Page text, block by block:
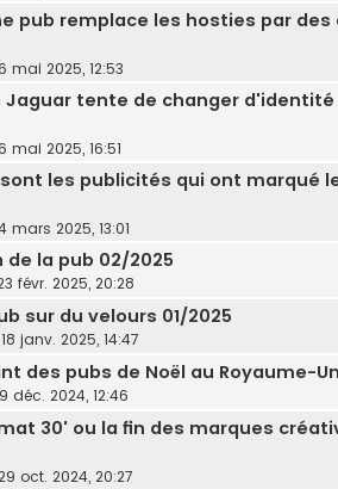
pub remplace les hosties par
mai 2025, 12:53
Jaguar tente de changer d'identité
mai 2025, 16:51
sont les publicités qui ont marqué
mars 2025, 13:01
de la pub 02/2025
févr. 2025, 20:28
sur du velours 01/2025
janv. 2025, 14:47
des pubs de Noël au Royaume-
déc. 2024, 12:46
30' ou la fin des marques
oct. 2024, 20:27